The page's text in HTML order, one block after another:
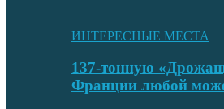
ИНТЕРЕСНЫЕ МЕСТА
137-тонную
Франции любой